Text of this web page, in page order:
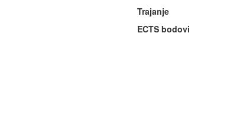
Trajanje
ECTS bodovi